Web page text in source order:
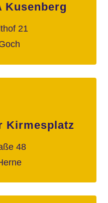
Kusenberg
21
Kirmesplatz
48